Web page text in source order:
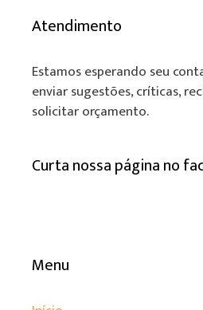
Atendimento
Estamos esperando seu
enviar sugestões, críticas,
solicitar orçamento.
Curta nossa página no
Menu